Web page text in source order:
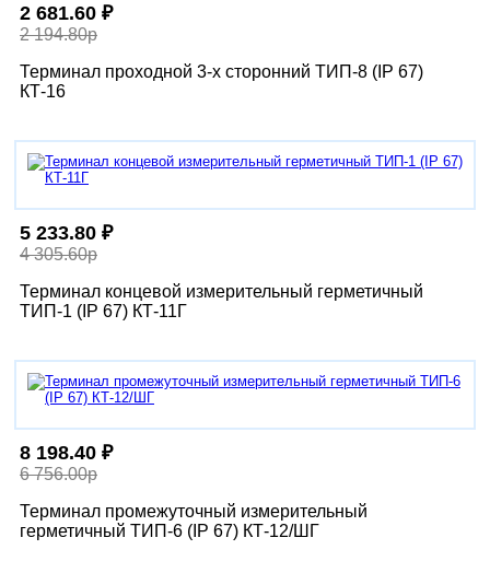
2 681.60 ₽
2 194.80р
Терминал проходной 3-х сторонний ТИП-8 (IP 67)
КТ-16
5 233.80 ₽
4 305.60р
Терминал концевой измерительный герметичный
ТИП-1 (IP 67) КТ-11Г
8 198.40 ₽
6 756.00р
Терминал промежуточный измерительный
герметичный ТИП-6 (IP 67) КТ-12/ШГ